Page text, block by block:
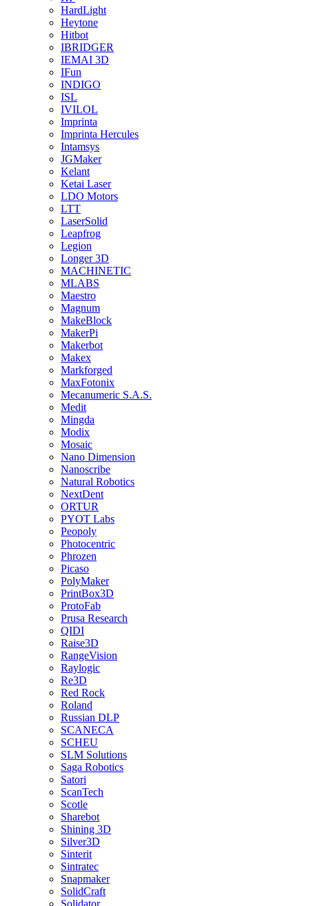
HardLight
Heytone
Hitbot
IBRIDGER
IEMAI 3D
IFun
INDIGO
ISL
IVILOL
Imprinta
Imprinta Hercules
Intamsys
JGMaker
Kelant
Ketai Laser
LDO Motors
LTT
LaserSolid
Leapfrog
Legion
Longer 3D
MACHINETIC
MLABS
Maestro
Magnum
MakeBlock
MakerPi
Makerbot
Makex
Markforged
MaxFotonix
Mecanumeric S.A.S.
Medit
Mingda
Modix
Mosaic
Nano Dimension
Nanoscribe
Natural Robotics
NextDent
ORTUR
PYOT Labs
Peopoly
Photocentric
Phrozen
Picaso
PolyMaker
PrintBox3D
ProtoFab
Prusa Research
QIDI
Raise3D
RangeVision
Raylogic
Re3D
Red Rock
Roland
Russian DLP
SCANECA
SCHEU
SLM Solutions
Saga Robotics
Satori
ScanTech
Scotle
Sharebot
Shining 3D
Silver3D
Sinterit
Sintratec
Snapmaker
SolidCraft
Solidator